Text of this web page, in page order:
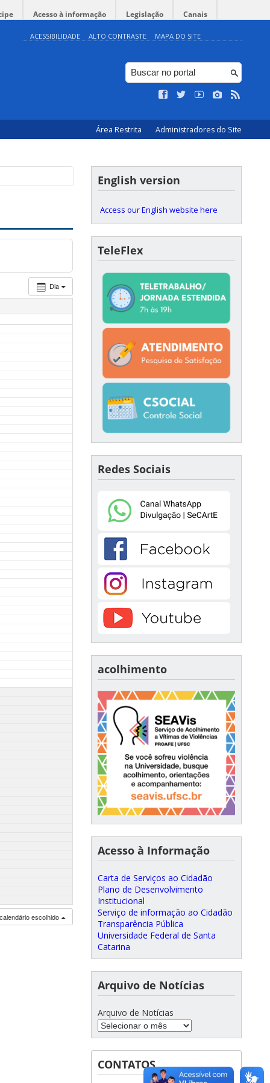
Acesso à informação Legislação Canais
ACESSIBILIDADE ALTO CONTRASTE MAPA DO SITE
Área Restrita Administradores do Site
Dia
escolhido
English version
Access our English website here
TeleFlex
Redes Sociais
acolhimento
Acesso à Informação
Carta de Serviços ao Cidadão
Plano de Desenvolvimento
Institucional
Serviço de informação ao Cidadão
Transparência Pública
Universidade Federal de Santa
Catarina
Arquivo de Notícias
Arquivo de Notícias
CONTATOS